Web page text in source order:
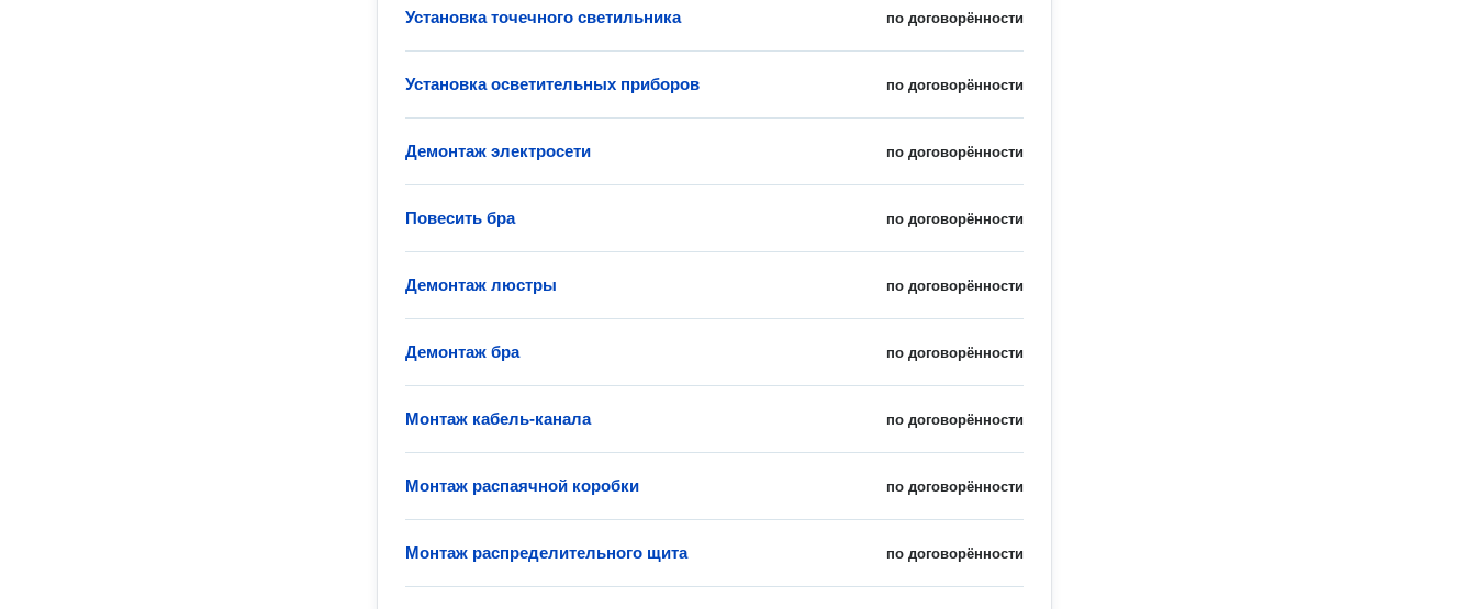
по договорённости
Установка точечного светильника
по договорённости
Установка осветительных приборов
по договорённости
Демонтаж электросети
по договорённости
Повесить бра
по договорённости
Демонтаж люстры
по договорённости
Демонтаж бра
по договорённости
Монтаж кабель-канала
по договорённости
Монтаж распаячной коробки
по договорённости
Монтаж распределительного щита